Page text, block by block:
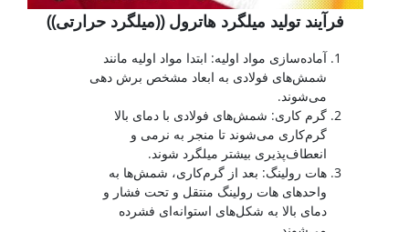
فرآیند تولید میلگرد هاترول ((میلگرد حرارتی))
آماده‌سازی مواد اولیه: ابتدا مواد اولیه مانند
شمش‌های فولادی به ابعاد مشخص برش دهی
می‌شوند.
گرم کاری: شمش‌های فولادی با دمای بالا
گرم‌کاری می‌شوند تا منجر به نرمی و
انعطاف‌پذیری بیشتر میلگرد شوند.
هات رولینگ: بعد از گرم‌کاری، شمش‌ها به
واحدهای هات رولینگ منتقل و تحت فشار و
دمای بالا به شکل‌های استوانه‌ای فشرده